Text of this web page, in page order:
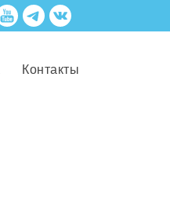
Контакты